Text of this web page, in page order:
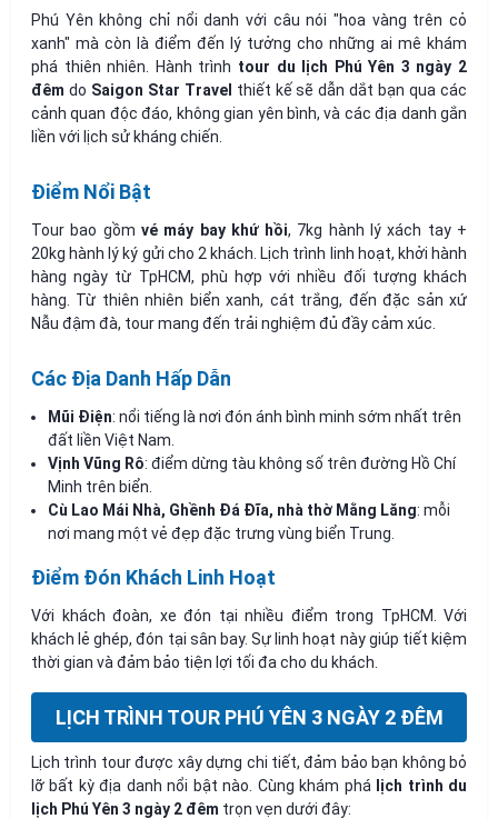
Phú Yên không chỉ nổi danh với câu nói "hoa vàng trên cỏ
xanh" mà còn là điểm đến lý tưởng cho những ai mê khám
phá thiên nhiên. Hành trình tour du lịch Phú Yên 3 ngày 2
đêm do Saigon Star Travel thiết kế sẽ dẫn dắt bạn qua các
cảnh quan độc đáo, không gian yên bình, và các địa danh gắn
liền với lịch sử kháng chiến.
Điểm Nổi Bật
Tour bao gồm vé máy bay khứ hồi, 7kg hành lý xách tay +
20kg hành lý ký gửi cho 2 khách. Lịch trình linh hoạt, khởi hành
hàng ngày từ TpHCM, phù hợp với nhiều đối tượng khách
hàng. Từ thiên nhiên biển xanh, cát trắng, đến đặc sản xứ
Nẫu đậm đà, tour mang đến trải nghiệm đủ đầy cảm xúc.
Các Địa Danh Hấp Dẫn
Mũi Điện: nổi tiếng là nơi đón ánh bình minh sớm nhất trên
đất liền Việt Nam.
Vịnh Vũng Rô: điểm dừng tàu không số trên đường Hồ Chí
Minh trên biển.
Cù Lao Mái Nhà, Ghềnh Đá Đĩa, nhà thờ Mằng Lăng: mỗi
nơi mang một vẻ đẹp đặc trưng vùng biển Trung.
Điểm Đón Khách Linh Hoạt
Với khách đoàn, xe đón tại nhiều điểm trong TpHCM. Với
khách lẻ ghép, đón tại sân bay. Sự linh hoạt này giúp tiết kiệm
thời gian và đảm bảo tiện lợi tối đa cho du khách.
LỊCH TRÌNH TOUR PHÚ YÊN 3 NGÀY 2 ĐÊM
Lịch trình tour được xây dựng chi tiết, đảm bảo bạn không bỏ
lỡ bất kỳ địa danh nổi bật nào. Cùng khám phá
lịch trình du
lịch Phú Yên 3 ngày 2 đêm trọn vẹn dưới đây: